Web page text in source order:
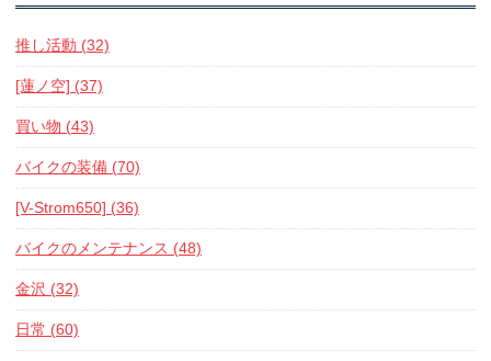
推し活動 (32)
[蓮ノ空] (37)
買い物 (43)
バイクの装備 (70)
[V-Strom650] (36)
バイクのメンテナンス (48)
金沢 (32)
日常 (60)